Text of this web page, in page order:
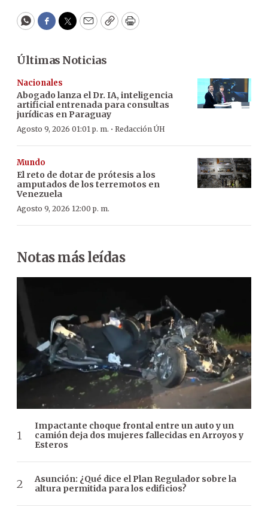
WhatsApp
Facebook
Twitter
EmailCopyPrint
Últimas Noticias
Nacionales
Abogado lanza el Dr. IA, inteligencia
artificial entrenada para consultas
jurídicas en Paraguay
Agosto 9, 2026 01:01 p. m. · Redacción ÚH
Mundo
El reto de dotar de prótesis a los
amputados de los terremotos en
Venezuela
Agosto 9, 2026 12:00 p. m.
Notas más leídas
Impactante choque frontal entre un auto y un
camión deja dos mujeres fallecidas en Arroyos y
Esteros
Asunción: ¿Qué dice el Plan Regulador sobre la
altura permitida para los edificios?